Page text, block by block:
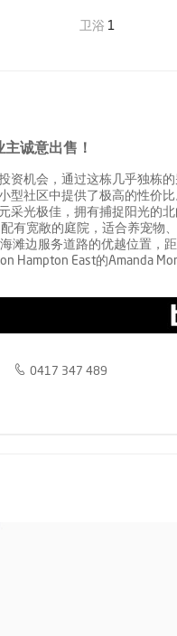
卫浴 1
诚意出售！
资机会，通过这栋几乎独栋
型社区中提供了极高的性价
采光极佳，拥有捕捉阳光的
有宽敞的庭院，适合养宠物
滩边服务道路的优越位置，
Hampton East的Amanda
0417 347 489